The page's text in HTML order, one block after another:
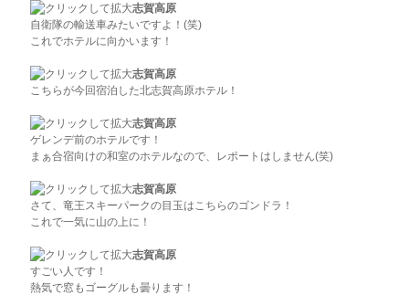
志賀高原
自衛隊の輸送車みたいですよ！(笑)
これでホテルに向かいます！
志賀高原
こちらが今回宿泊した北志賀高原ホテル！
志賀高原
ゲレンデ前のホテルです！
まぁ合宿向けの和室のホテルなので、レポートはしません(笑)
志賀高原
さて、竜王スキーパークの目玉はこちらのゴンドラ！
これで一気に山の上に！
志賀高原
すごい人です！
熱気で窓もゴーグルも曇ります！